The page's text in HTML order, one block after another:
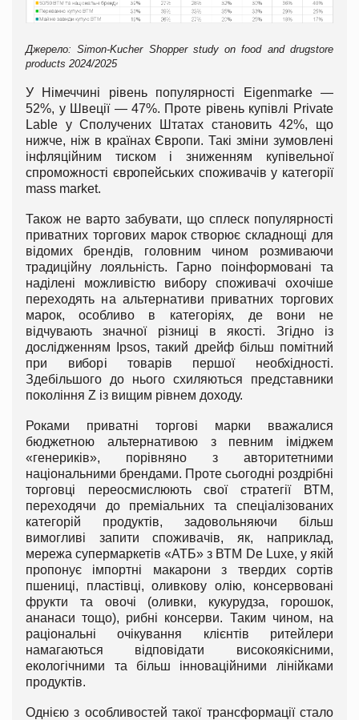
Джерело: Simon-Kucher Shopper study on food and drugstore
products 2024/2025
У Німеччині рівень популярності Eigenmarke —
52%, у Швеції — 47%. Проте рівень купівлі Private
Lable у Сполучених Штатах становить 42%, що
нижче, ніж в країнах Європи. Такі зміни зумовлені
інфляційним тиском і зниженням купівельної
спроможності європейських споживачів у категорії
mass market.
Також не варто забувати, що сплеск популярності
приватних торгових марок створює складнощі для
відомих брендів, головним чином розмиваючи
традиційну лояльність. Гарно поінформовані та
наділені можливістю вибору споживачі охочіше
переходять на альтернативи приватних торгових
марок, особливо в категоріях, де вони не
відчувають значної різниці в якості. Згідно із
дослідженням Ipsos, такий дрейф більш помітний
при виборі товарів першої необхідності.
Здебільшого до нього схиляються представники
покоління Z із вищим рівнем доходу.
Роками приватні торгові марки вважалися
бюджетною альтернативою з певним іміджем
«генериків», порівняно з авторитетними
національними брендами. Проте сьогодні роздрібні
торговці переосмислюють свої стратегії ВТМ,
переходячи до преміальних та спеціалізованих
категорій продуктів, задовольняючи більш
вимогливі запити споживачів, як, наприклад,
мережа супермаркетів «АТБ» з ВТМ De Luxe, у якій
пропонує імпортні макарони з твердих сортів
пшениці, пластівці, оливкову олію, консервовані
фрукти та овочі (оливки, кукурудза, горошок,
ананаси тощо), рибні консерви. Таким чином, на
раціональні очікування клієнтів ритейлери
намагаються відповідати високоякісними,
екологічними та більш інноваційними лінійками
продуктів.
Однією з особливостей такої трансформації стало